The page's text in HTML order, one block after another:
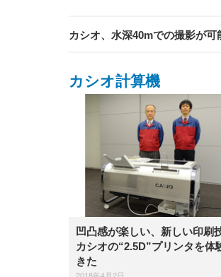
カシオ、水深40mでの撮影が
カシオ計算機
凹凸感が楽しい、新しい印刷
カシオの“2.5D”プリンタを体
きた